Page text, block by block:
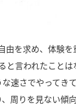
を求め、体験を
と言われたこと
速さでやって
周りを見ない傾